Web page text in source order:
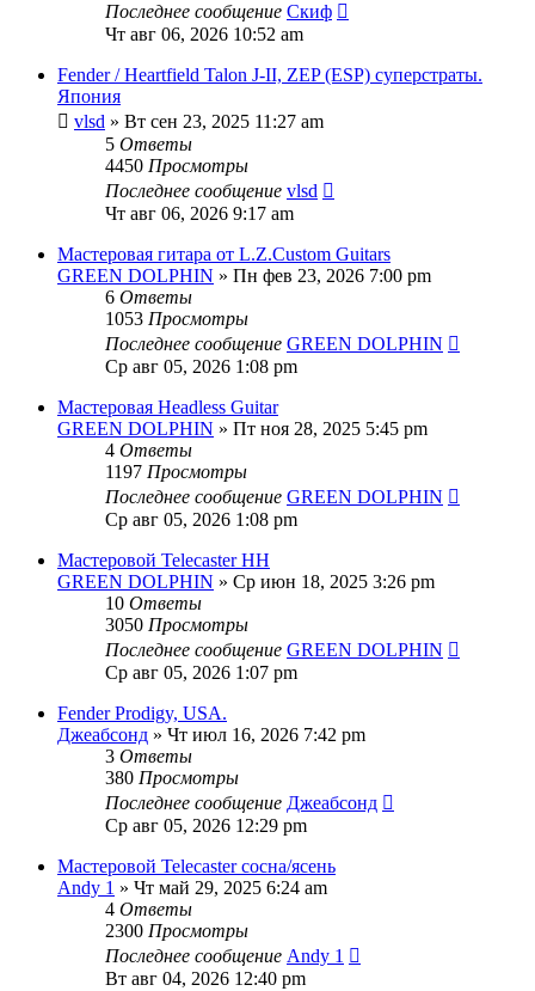
Последнее сообщение Скиф
Чт авг 06, 2026 10:52 am
Fender / Heartfield Talon J-II, ZEP (ESP) суперстраты.
Япония
vlsd » Вт сен 23, 2025 11:27 am
5 Ответы
4450 Просмотры
Последнее сообщение vlsd
Чт авг 06, 2026 9:17 am
Мастеровая гитара от L.Z.Custom Guitars
GREEN DOLPHIN » Пн фев 23, 2026 7:00 pm
6 Ответы
1053 Просмотры
Последнее сообщение GREEN DOLPHIN
Ср авг 05, 2026 1:08 pm
Мастеровая Headless Guitar
GREEN DOLPHIN » Пт ноя 28, 2025 5:45 pm
4 Ответы
1197 Просмотры
Последнее сообщение GREEN DOLPHIN
Ср авг 05, 2026 1:08 pm
Мастеровой Telecaster HH
GREEN DOLPHIN » Ср июн 18, 2025 3:26 pm
10 Ответы
3050 Просмотры
Последнее сообщение GREEN DOLPHIN
Ср авг 05, 2026 1:07 pm
Fender Prodigy, USA.
Джеабсонд » Чт июл 16, 2026 7:42 pm
3 Ответы
380 Просмотры
Последнее сообщение Джеабсонд
Ср авг 05, 2026 12:29 pm
Мастеровой Telecaster сосна/ясень
Andy 1 » Чт май 29, 2025 6:24 am
4 Ответы
2300 Просмотры
Последнее сообщение Andy 1
Вт авг 04, 2026 12:40 pm